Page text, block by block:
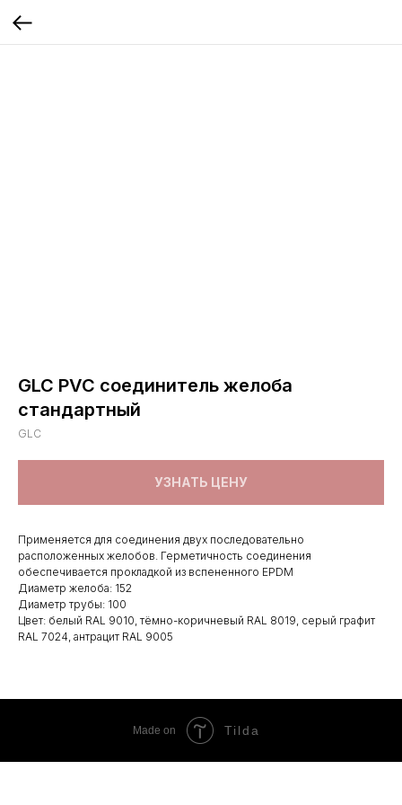
GLC PVC соединитель желоба
стандартный
GLC
УЗНАТЬ ЦЕНУ
Применяется для соединения двух последовательно
расположенных желобов. Герметичность соединения
обеспечивается прокладкой из вспененного EPDM
Диаметр желоба: 152
Диаметр трубы: 100
Цвет: белый RAL 9010, тёмно-коричневый RAL 8019, серый графит
RAL 7024, антрацит RAL 9005
Made on Tilda